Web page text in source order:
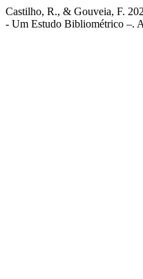
Castilho, R., & Gouveia, F.
- Um Estudo Bibliométrico –.